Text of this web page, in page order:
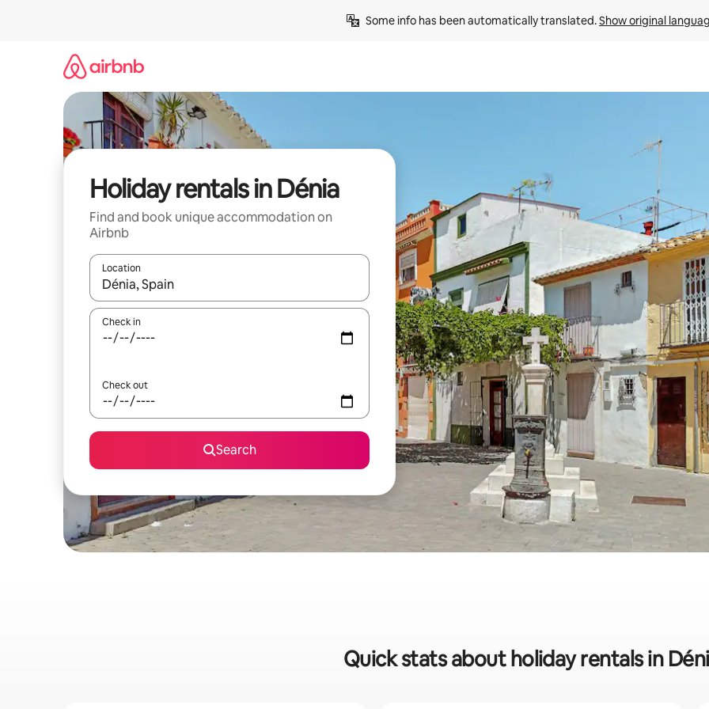
Some info has been automatically translated. Show original
Holiday rentals in Dénia
Find and book unique accommodation on
Airbnb
Location
When results are available, navigate with the up and down arrow keys or explore by touch or swipe gestures.
Check in
Check out
Search
Quick stats about holiday rentals in